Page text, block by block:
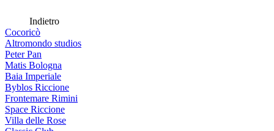
Indietro
Cocoricò
Altromondo studios
Peter Pan
Matis Bologna
Baia Imperiale
Byblos Riccione
Frontemare Rimini
Space Riccione
Villa delle Rose